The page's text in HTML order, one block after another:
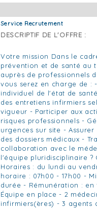
Service Recrutement
DESCRIPTIF DE L'OFFRE :
Votre mission Dans le
prévention et de santé au
auprès de professionnels
vous serez en charge de :
individuel de l'état de
des entretiens infirmiers
vigueur - Participer aux
risques professionnels -
urgences sur site -
des dossiers médicaux -
collaboration avec le
l'équipe pluridisciplinaire
Horaires : du lundi au
horaire : 07h00 - 17h00 -
durée - Rémunération :
Équipe en place - 2
infirmiers(ères) - 3 agents